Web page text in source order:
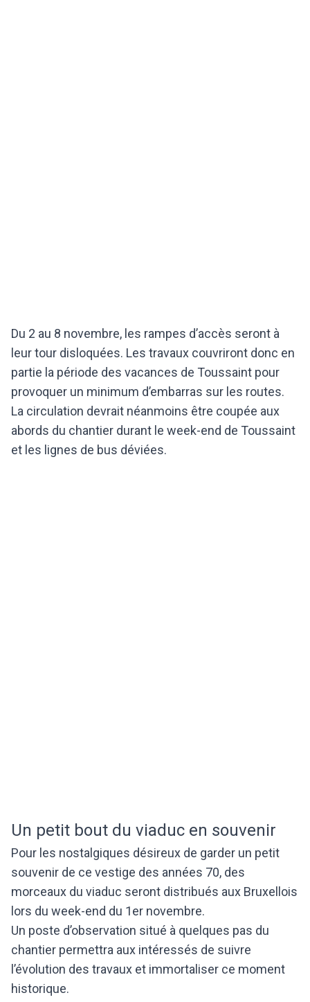
Du 2 au 8 novembre, les rampes d’accès seront à
leur tour disloquées. Les travaux couvriront donc en
partie la période des vacances de Toussaint pour
provoquer un minimum d’embarras sur les routes.
La circulation devrait néanmoins être coupée aux
abords du chantier durant le week-end de Toussaint
et les lignes de bus déviées.
Un petit bout du viaduc en souvenir
Pour les nostalgiques désireux de garder un petit
souvenir de ce vestige des années 70, des
morceaux du viaduc seront distribués aux Bruxellois
lors du week-end du 1er novembre.
Un poste d’observation situé à quelques pas du
chantier permettra aux intéressés de suivre
l’évolution des travaux et immortaliser ce moment
historique.